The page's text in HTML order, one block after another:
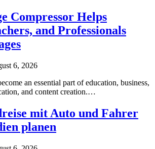
Compressor Helps
and Professionals
6, 2026
an essential part of education, business,
and content creation.…
mit Auto und Fahrer
planen